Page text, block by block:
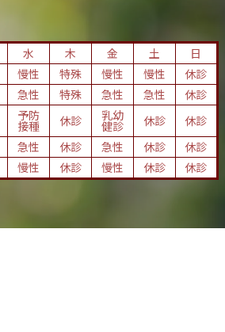
水 木 金 土
日
慢性 特殊 慢性 慢性
休診
急性 特殊 急性 急性
休診
予防
接種 休診 乳幼
健診 休診
休診
急性 休診 急性 休診
休診
慢性 休診 慢性 休診 休診